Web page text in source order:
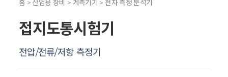
홈 > 산업용 장비 > 계측기기 > 전자 측정 분석기
접지도통시험기
전압/전류/저항 측정기